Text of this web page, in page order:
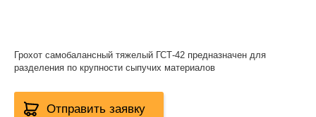
Грохот самобалансный тяжелый ГСТ-42 предназначен для
разделения по крупности сыпучих материалов
Отправить заявку